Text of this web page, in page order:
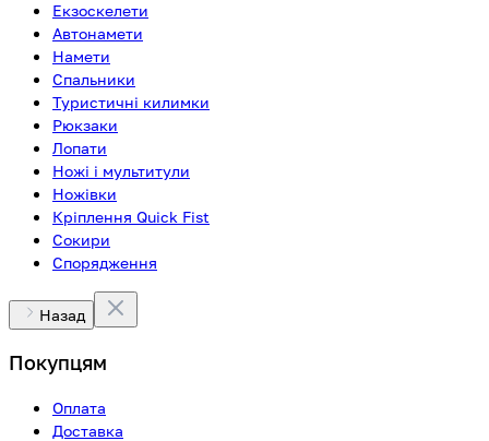
Екзоскелети
Автонамети
Намети
Спальники
Туристичні килимки
Рюкзаки
Лопати
Ножі і мультитули
Ножівки
Кріплення Quick Fist
Сокири
Спорядження
Назад
Покупцям
Оплата
Доставка